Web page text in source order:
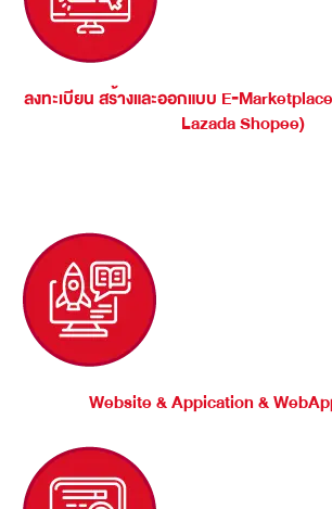
ลงทะเบียน สร้างและออกแบบ
Lazada Shopee)
Website & Appication &